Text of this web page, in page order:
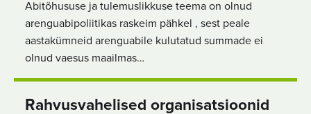
Abitõhususe ja tulemuslikkuse teema on olnud
arenguabipoliitikas raskeim pähkel , sest peale
aastakümneid arenguabile kulutatud summade ei
olnud vaesus maailmas…
Rahvusvahelised organisatsioonid